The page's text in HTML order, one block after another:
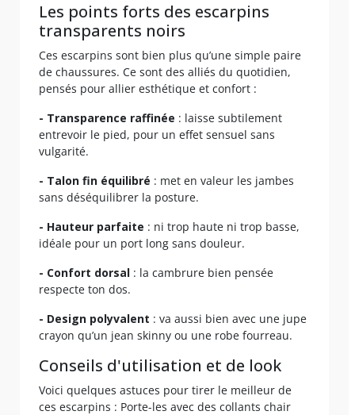
Les points forts des escarpins
transparents noirs
Ces escarpins sont bien plus qu’une simple paire
de chaussures. Ce sont des alliés du quotidien,
pensés pour allier esthétique et confort :
- Transparence raffinée : laisse subtilement
entrevoir le pied, pour un effet sensuel sans
vulgarité.
- Talon fin équilibré : met en valeur les jambes
sans déséquilibrer la posture.
- Hauteur parfaite : ni trop haute ni trop basse,
idéale pour un port long sans douleur.
- Confort dorsal : la cambrure bien pensée
respecte ton dos.
- Design polyvalent : va aussi bien avec une jupe
crayon qu’un jean skinny ou une robe fourreau.
Conseils d'utilisation et de look
Voici quelques astuces pour tirer le meilleur de
ces escarpins : Porte-les avec des collants chair